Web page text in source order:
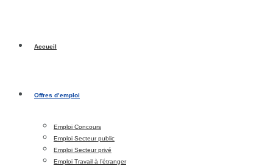
Accueil
Offres d’emploi
Emploi Concours
Emploi Secteur public
Emploi Secteur privé
Emploi Travail à l’étranger